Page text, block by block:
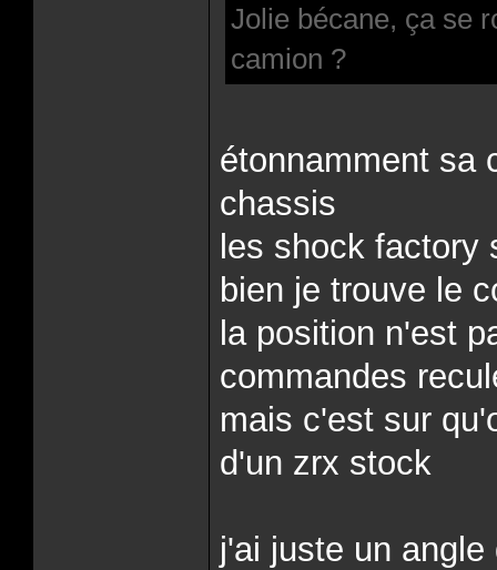
Jolie bécane, ça se
camion ?
étonnamment sa
chassis
les shock factory
bien je trouve le
la position n'est
commandes
mais c'est sur
d'un zrx stock
j'ai juste un